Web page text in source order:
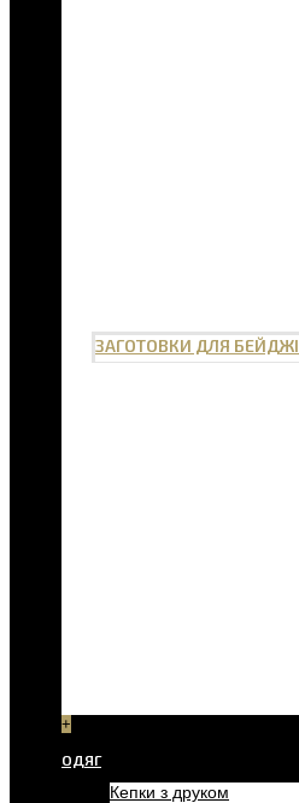
ЗАГОТОВКИ ДЛЯ
+
ОДЯГ
Кепки з друком